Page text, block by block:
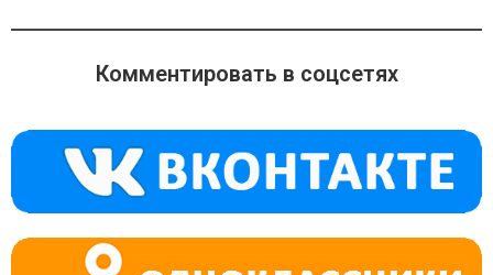
n
o
a
ss
ni
ki
e
gr
m
at
s
p
p
Комментировать в соцсетях